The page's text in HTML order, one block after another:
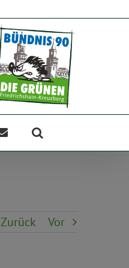
Zurück Vor